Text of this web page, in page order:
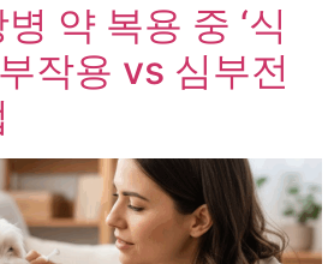
약 복용 중 ‘식
작용 vs 심부전